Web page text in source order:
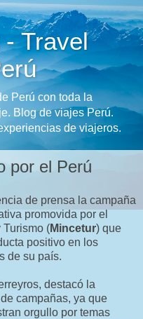
Travel
Perú con toda la
Blog de viajes Perú.
de viajeros.
por el Perú
de prensa la campaña
promovida por el
Turismo (Mincetur) que
positivo en los
de su país.
destacó la
campañas, ya que
orgullo por temas